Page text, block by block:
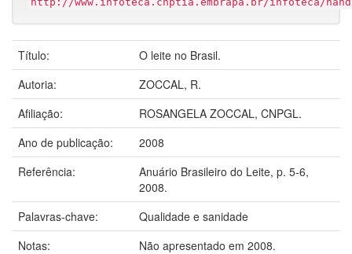
Título:
O leite no Brasil.
Autoria:
ZOCCAL, R.
Afiliação:
ROSANGELA ZOCCAL, CNPGL.
Ano de publicação:
2008
Referência:
Anuário Brasileiro do Leite, p. 5-6,
2008.
Palavras-chave:
Qualidade e sanidade
Notas:
Não apresentado em 2008.